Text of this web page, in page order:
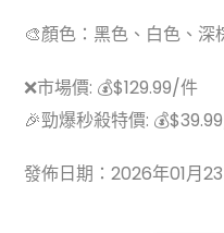
🎨顏色：黑色、白色、深
❌市場價: 💰$129.99/件
🎉勁爆秒殺特價:
發佈日期：2026年01月